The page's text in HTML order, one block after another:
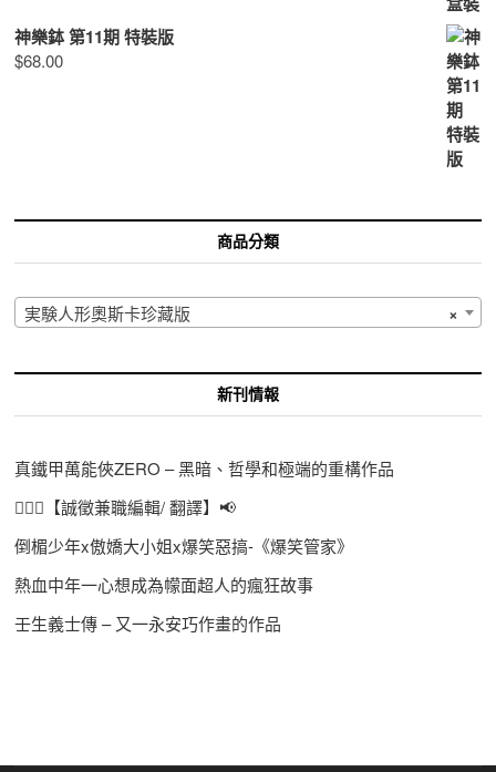
神樂鉢 第11期 特裝版
$68.00
商品分類
×
実験人形奧斯卡珍藏版
新刊情報
真鐵甲萬能俠ZERO – 黑暗、哲學和極端的重構作品
🙋🏻‍♀️【誠徵兼職編輯/ 翻譯】📢
倒楣少年x傲嬌大小姐x爆笑惡搞-《爆笑管家》
熱血中年一心想成為幪面超人的瘋狂故事
壬生義士傳 – 又一永安巧作畫的作品